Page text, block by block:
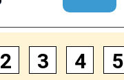
2 3 4 5